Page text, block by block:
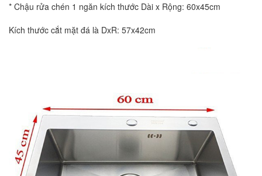
* Chậu rửa chén 1 ngăn kích thước Dài x Rộng: 60x45cm
Kích thước cắt mặt đá là DxR: 57x42cm